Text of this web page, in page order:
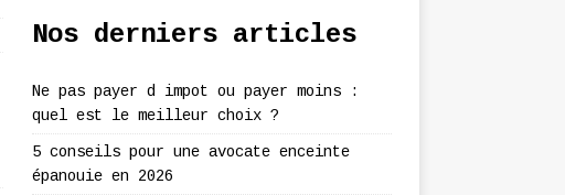
Nos derniers articles
Ne pas payer d impot ou payer moins :
quel est le meilleur choix ?
5 conseils pour une avocate enceinte
épanouie en 2026